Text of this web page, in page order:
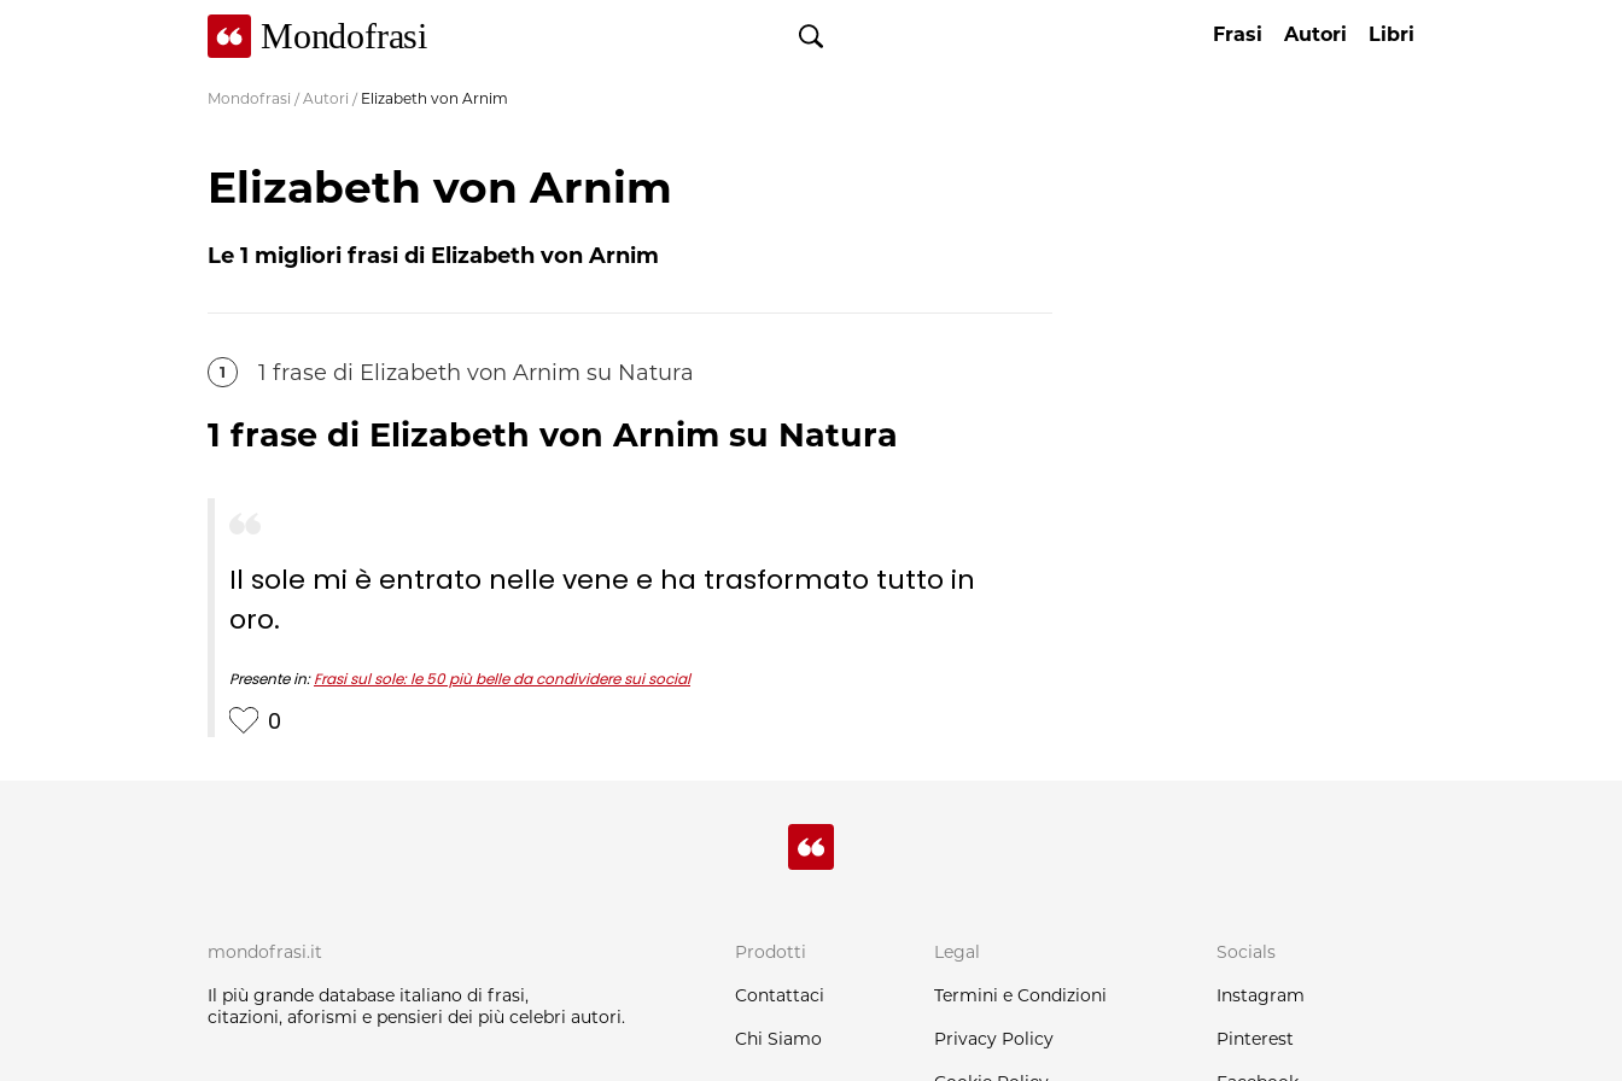
Mondofrasi Frasi Autori Libri
Mondofrasi / Autori / Elizabeth von Arnim
Elizabeth von Arnim
Le 1 migliori frasi di Elizabeth von Arnim
1 1 frase di Elizabeth von Arnim su Natura
1 frase di Elizabeth von Arnim su Natura
Il sole mi è entrato nelle vene e ha trasformato tutto in
oro.
Presente in:Frasi sul sole: le 50 più belle da condividere sui social
0
mondofrasi.it
Il più grande database italiano di frasi,
citazioni, aforismi e pensieri dei più celebri autori.
Prodotti
Contattaci
Chi Siamo
Legal
Termini e Condizioni
Privacy Policy
Socials
Instagram
Pinterest